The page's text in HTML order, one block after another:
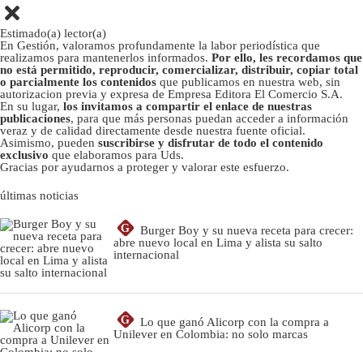
Estimado(a) lector(a)
En Gestión, valoramos profundamente la labor periodística que
realizamos para mantenerlos informados. Por ello, les recordamos que
no está permitido, reproducir, comercializar, distribuir, copiar total
o parcialmente los contenidos que publicamos en nuestra web, sin
autorizacion previa y expresa de Empresa Editora El Comercio S.A.
En su lugar, los invitamos a compartir el enlace de nuestras
publicaciones, para que más personas puedan acceder a información
veraz y de calidad directamente desde nuestra fuente oficial.
Asimismo, pueden suscribirse y disfrutar de todo el contenido
exclusivo que elaboramos para Uds.
Gracias por ayudarnos a proteger y valorar este esfuerzo.
últimas noticias
G
Burger Boy y su nueva receta para crecer:
abre nuevo local en Lima y alista su salto
internacional
G
Lo que ganó Alicorp con la compra a
Unilever en Colombia: no solo marcas